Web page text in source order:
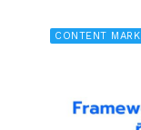
CONTENT